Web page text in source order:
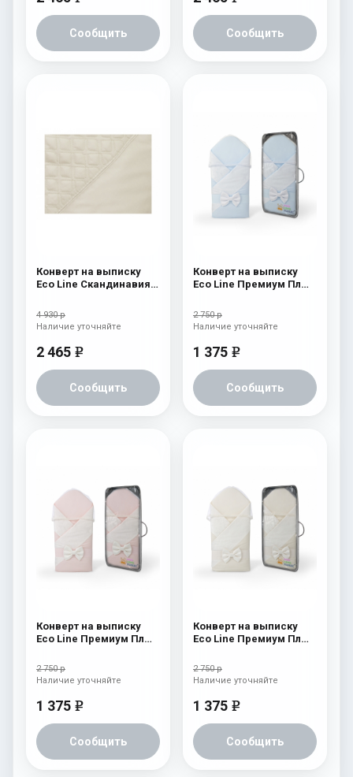
Сообщить Сообщить
Конверт на выписку
Eco Line Скандинавия
4 930 р
2 465 e
Сообщить
Наличие уточняйте
Конверт на выписку
Eco Line Премиум Плюс
2 750 р
1 375 e
Сообщить
Наличие уточняйте
Конверт на выписку
Eco Line Премиум Плюс
2 750 р
1 375 e
Сообщить
Наличие уточняйте
Конверт на выписку
Eco Line Премиум Плюс
2 750 р
1 375 e
Сообщить
Наличие уточняйте